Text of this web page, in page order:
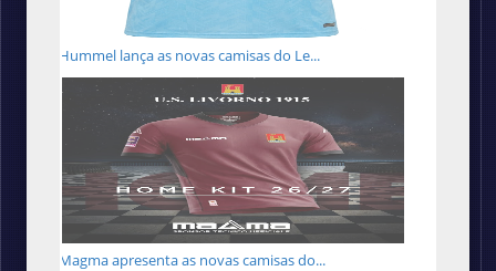
Hummel lança as novas camisas do Le...
Magma apresenta as novas camisas do...